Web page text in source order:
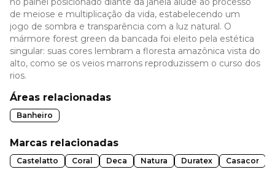
de meiose e multiplicação da vida, estabelecendo um
jogo de sombra e transparência com a luz natural. O
mármore forest green da bancada foi eleito pela estética
singular: suas cores lembram a floresta amazônica vista do
alto, como se os veios marrons reproduzissem o curso dos
rios.
Áreas relacionadas
Banheiro
Marcas relacionadas
Castelatto Coral Deca Natura Duratex Casacor